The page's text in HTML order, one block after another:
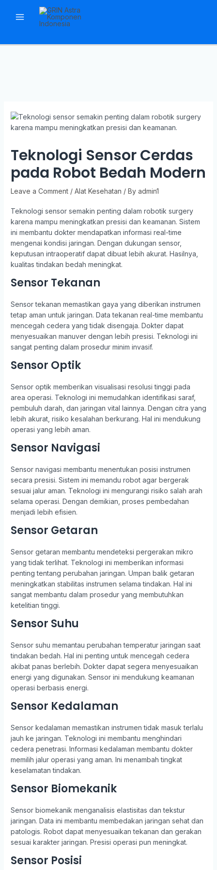
Menu
Teknologi Sensor Cerdas
pada Robot Bedah Modern
Leave a Comment / Alat Kesehatan / By admin1
Teknologi sensor semakin penting dalam robotik surgery
karena mampu meningkatkan presisi dan keamanan. Sistem
ini membantu dokter mendapatkan informasi real-time
mengenai kondisi jaringan. Dengan dukungan sensor,
keputusan intraoperatif dapat dibuat lebih akurat. Hasilnya,
kualitas tindakan bedah meningkat.
Sensor Tekanan
Sensor tekanan memastikan gaya yang diberikan instrumen
tetap aman untuk jaringan. Data tekanan real-time membantu
mencegah cedera yang tidak disengaja. Dokter dapat
menyesuaikan manuver dengan lebih presisi. Teknologi ini
sangat penting dalam prosedur minim invasif.
Sensor Optik
Sensor optik memberikan visualisasi resolusi tinggi pada
area operasi. Teknologi ini memudahkan identifikasi saraf,
pembuluh darah, dan jaringan vital lainnya. Dengan citra yang
lebih akurat, risiko kesalahan berkurang. Hal ini mendukung
operasi yang lebih aman.
Sensor Navigasi
Sensor navigasi membantu menentukan posisi instrumen
secara presisi. Sistem ini memandu robot agar bergerak
sesuai jalur aman. Teknologi ini mengurangi risiko salah arah
selama operasi. Dengan demikian, proses pembedahan
menjadi lebih efisien.
Sensor Getaran
Sensor getaran membantu mendeteksi pergerakan mikro
yang tidak terlihat. Teknologi ini memberikan informasi
penting tentang perubahan jaringan. Umpan balik getaran
meningkatkan stabilitas instrumen selama tindakan. Hal ini
sangat membantu dalam prosedur yang membutuhkan
ketelitian tinggi.
Sensor Suhu
Sensor suhu memantau perubahan temperatur jaringan saat
tindakan bedah. Hal ini penting untuk mencegah cedera
akibat panas berlebih. Dokter dapat segera menyesuaikan
energi yang digunakan. Sensor ini mendukung keamanan
operasi berbasis energi.
Sensor Kedalaman
Sensor kedalaman memastikan instrumen tidak masuk terlalu
jauh ke jaringan. Teknologi ini membantu menghindari
cedera penetrasi. Informasi kedalaman membantu dokter
memilih jalur operasi yang aman. Ini menambah tingkat
keselamatan tindakan.
Sensor Biomekanik
Sensor biomekanik menganalisis elastisitas dan tekstur
jaringan. Data ini membantu membedakan jaringan sehat dan
patologis. Robot dapat menyesuaikan tekanan dan gerakan
sesuai karakter jaringan. Presisi operasi pun meningkat.
Sensor Posisi